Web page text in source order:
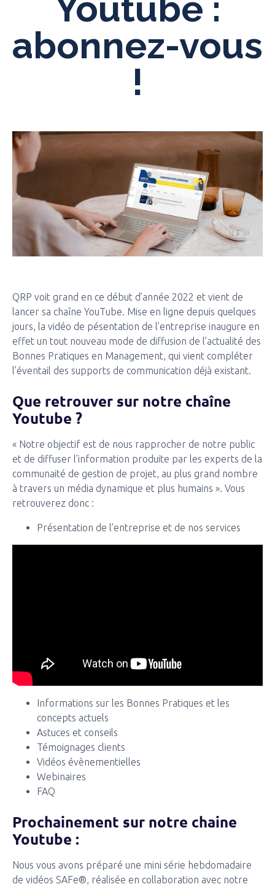
Youtube :
abonnez-vous
!
QRP voit grand en ce début d’année 2022 et vient de
lancer sa chaîne YouTube. Mise en ligne depuis quelques
jours, la vidéo de pésentation de l’entreprise inaugure en
effet un tout nouveau mode de diffusion de l’actualité des
Bonnes Pratiques en Management, qui vient compléter
l’éventail des supports de communication déjà existant.
Que retrouver sur notre chaîne
Youtube ?
« Notre objectif est de nous rapprocher de notre public
et de diffuser l’information produite par les experts de la
communaité de gestion de projet, au plus grand nombre
à travers un média dynamique et plus humains ». Vous
retrouverez donc :
Présentation de l’entreprise et de nos services
Informations sur les Bonnes Pratiques et les
concepts actuels
Astuces et conseils
Témoignages clients
Vidéos évènementielles
Webinaires
FAQ
Prochainement sur notre chaine
Youtube :
Nous vous avons préparé une mini série hebdomadaire
de vidéos SAFe®, réalisée en collaboration avec notre